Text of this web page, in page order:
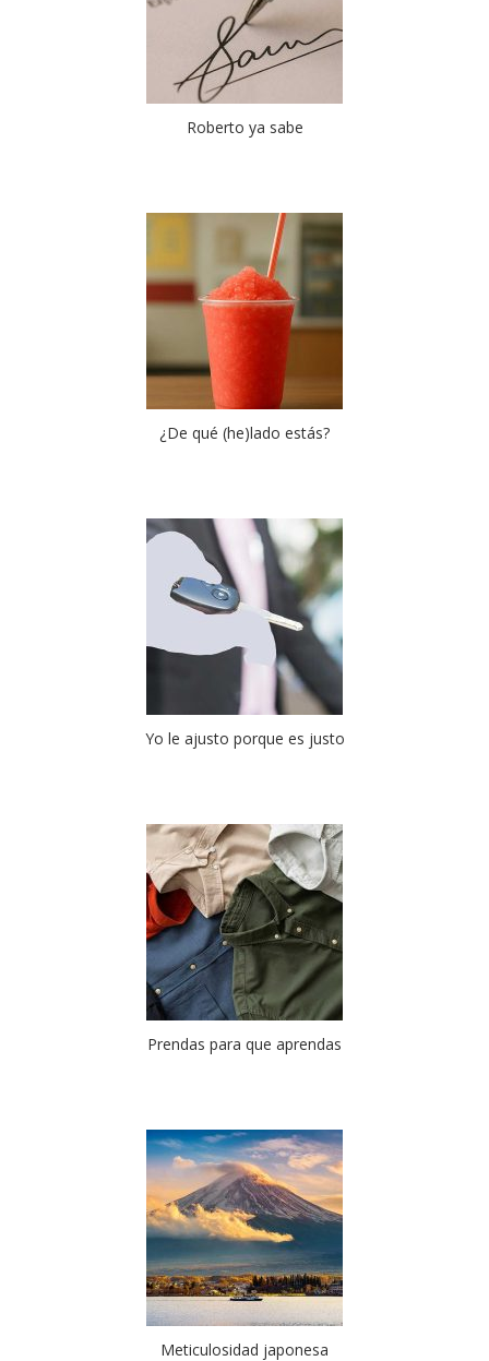
Roberto ya sabe
¿De qué (he)lado estás?
Yo le ajusto porque es justo
Prendas para que aprendas
Meticulosidad japonesa